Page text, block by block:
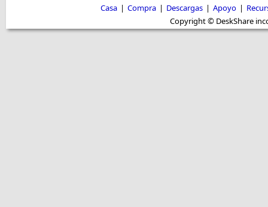
Casa | Compra | Descargas | Apoyo |
Copyright © DeskShare